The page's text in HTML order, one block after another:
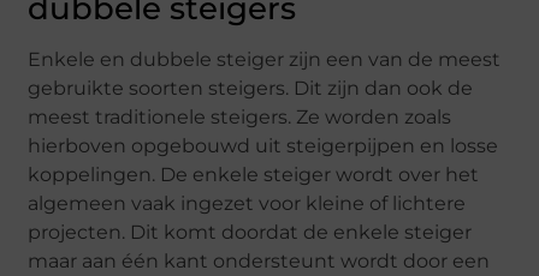
dubbele steigers
Enkele en dubbele steiger zijn een van de meest
gebruikte soorten steigers. Dit zijn dan ook de
meest traditionele steigers. Ze worden zoals
hierboven opgebouwd uit steigerpijpen en losse
koppelingen. De enkele steiger wordt over het
algemeen vaak ingezet voor kleine of lichtere
projecten. Dit komt doordat de enkele steiger
maar aan één kant ondersteunt wordt door een